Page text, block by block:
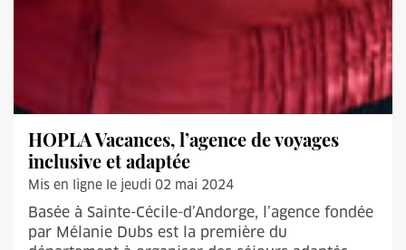
HOPLA Vacances, l’agence de voyages
inclusive et adaptée
Mis en ligne le jeudi 02 mai 2024
Basée à Sainte-Cécile-d’Andorge, l’agence fondée
par Mélanie Dubs est la première du